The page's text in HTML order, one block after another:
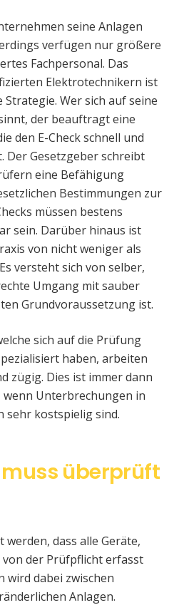
seine Anlagen
verfügen nur größere
Fachpersonal. Das
Elektrotechnikern ist
Wer sich auf seine
der beauftragt eine
den E-Check schnell und
Gesetzgeber schreibt
eine Befähigung
Bestimmungen zur
müssen bestens
sein. Darüber hinaus ist
von nicht weniger als
versteht sich von selber,
Umgang mit sauber
Grundvoraussetzung ist.
sich auf die Prüfung
haben, arbeiten
zügig. Dies ist immer dann
Unterbrechungen in
sehr kostspielig sind.
überprüft
dass alle Geräte,
der Prüfpflicht erfasst
wird dabei zwischen
Anlagen.